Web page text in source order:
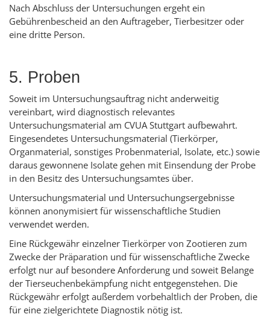
Nach Abschluss der Untersuchungen ergeht ein
Gebührenbescheid an den Auftrageber, Tierbesitzer oder
eine dritte Person.
5. Proben
Soweit im Untersuchungsauftrag nicht anderweitig
vereinbart, wird diagnostisch relevantes
Untersuchungsmaterial am CVUA Stuttgart aufbewahrt.
Eingesendetes Untersuchungsmaterial (Tierkörper,
Organmaterial, sonstiges Probenmaterial, Isolate, etc.) sowie
daraus gewonnene Isolate gehen mit Einsendung der Probe
in den Besitz des Untersuchungsamtes über.
Untersuchungsmaterial und Untersuchungsergebnisse
können anonymisiert für wissenschaftliche Studien
verwendet werden.
Eine Rückgewähr einzelner Tierkörper von Zootieren zum
Zwecke der Präparation und für wissenschaftliche Zwecke
erfolgt nur auf besondere Anforderung und soweit Belange
der Tierseuchenbekämpfung nicht entgegenstehen. Die
Rückgewähr erfolgt außerdem vorbehaltlich der Proben, die
für eine zielgerichtete Diagnostik nötig ist.